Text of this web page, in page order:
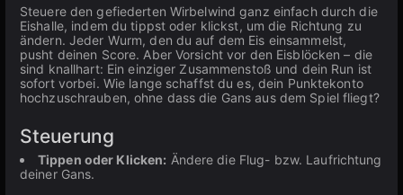
Steuere den gefiederten Wirbelwind ganz einfach durch die
Eishalle, indem du tippst oder klickst, um die Richtung zu
ändern. Jeder Wurm, den du auf dem Eis einsammelst,
pusht deinen Score. Aber Vorsicht vor den Eisblöcken – die
sind knallhart: Ein einziger Zusammenstoß und dein Run ist
sofort vorbei. Wie lange schaffst du es, dein Punktekonto
hochzuschrauben, ohne dass die Gans aus dem Spiel fliegt?
Steuerung
Tippen oder Klicken: Ändere die Flug- bzw. Laufrichtung
deiner Gans.